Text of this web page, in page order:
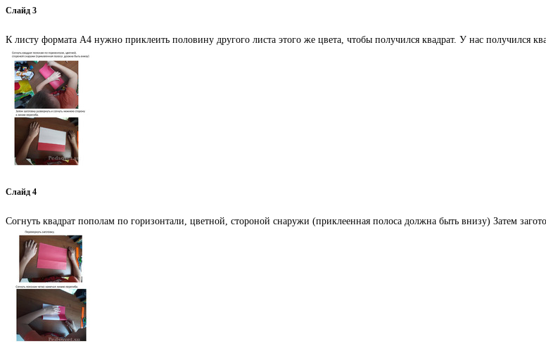
Слайд 3
К листу формата А4 нужно приклеить половину другого листа этого же цвета, чтобы получился квадрат. У нас получился
Слайд 4
Согнуть квадрат пополам по горизонтали, цветной, стороной снаружи (приклеенная полоса должна быть внизу) Затем